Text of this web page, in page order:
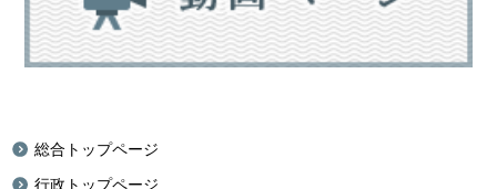
総合トップページ
行政トップページ